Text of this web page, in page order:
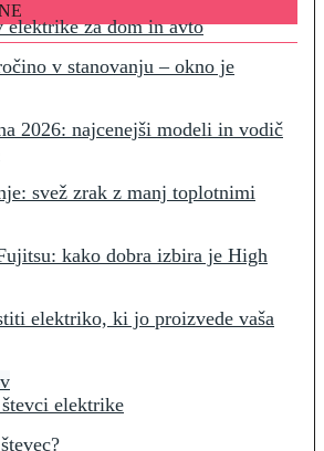
za dom in avto
v stanovanju – okno je
2026: najcenejši modeli in vodič
svež zrak z manj toplotnimi
kako dobra izbira je High
elektriko, ki jo proizvede vaša
elektrike